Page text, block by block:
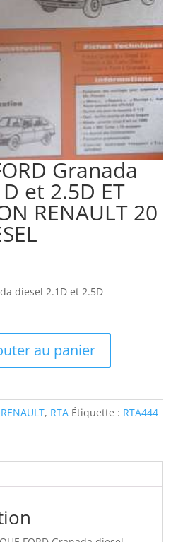
Granada
et 2.5D ET
RENAULT 20
diesel 2.1D et 2.5D
au panier
RENAULT, RTA Étiquette : RTA444